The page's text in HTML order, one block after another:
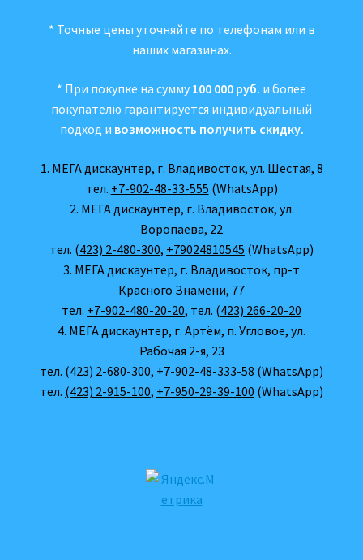
* Точные цены уточняйте по телефонам или в
наших магазинах.
* При покупке на сумму 100 000 руб. и более
покупателю гарантируется индивидуальный
подход и возможность получить скидку.
1. МЕГА дискаунтер, г. Владивосток, ул. Шестая, 8
тел. +7-902-48-33-555 (WhatsApp)
2. МЕГА дискаунтер, г. Владивосток, ул.
Воропаева, 22
тел. (423) 2-480-300, +79024810545 (WhatsApp)
3. МЕГА дискаунтер, г. Владивосток, пр-т
Красного Знамени, 77
тел. +7-902-480-20-20, тел. (423) 266-20-20
4. МЕГА дискаунтер, г. Артём, п. Угловое, ул.
Рабочая 2-я, 23
тел. (423) 2-680-300, +7-902-48-333-58 (WhatsApp)
тел. (423) 2-915-100, +7-950-29-39-100 (WhatsApp)